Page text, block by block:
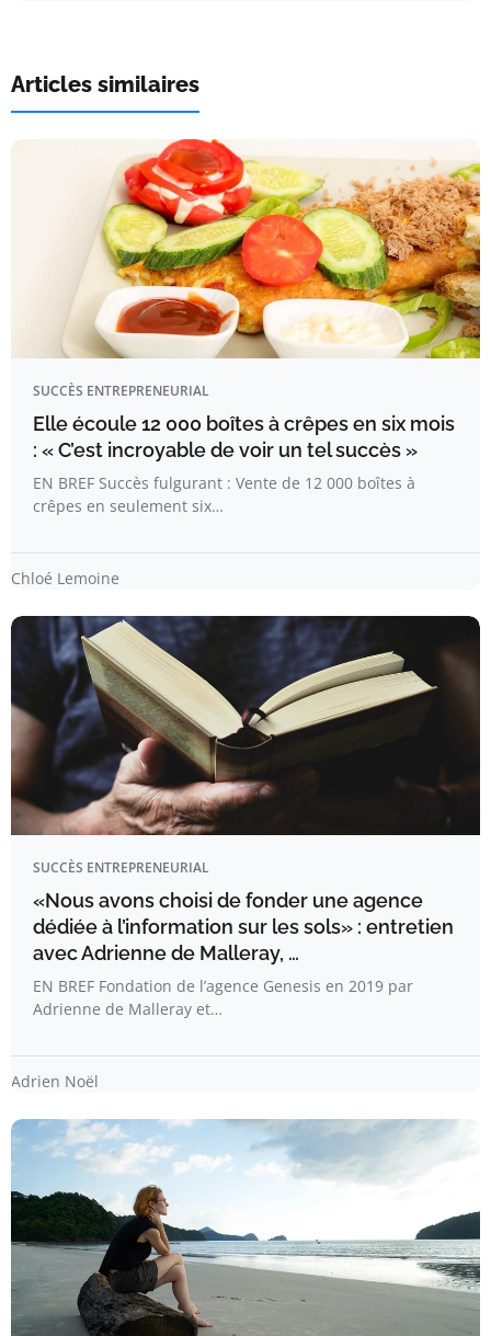
Articles similaires
SUCCÈS ENTREPRENEURIAL
Elle écoule 12 000 boîtes à crêpes en six mois
: « C’est incroyable de voir un tel succès »
EN BREF Succès fulgurant : Vente de 12 000 boîtes à
crêpes en seulement six…
Chloé Lemoine
SUCCÈS ENTREPRENEURIAL
«Nous avons choisi de fonder une agence
dédiée à l’information sur les sols» : entretien
avec Adrienne de Malleray, …
EN BREF Fondation de l’agence Genesis en 2019 par
Adrienne de Malleray et…
Adrien Noël